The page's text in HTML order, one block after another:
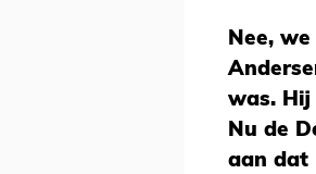
Nee,
was.
Nu de
aan dat